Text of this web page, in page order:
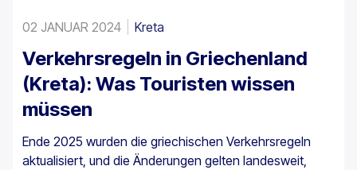
02 JANUAR 2024 Kreta
Verkehrsregeln in Griechenland
(Kreta): Was Touristen wissen
müssen
Ende 2025 wurden die griechischen Verkehrsregeln
aktualisiert, und die Änderungen gelten landesweit,